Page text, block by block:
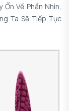
Về Phần Nhìn,
Ta Sẽ Tiếp Tục